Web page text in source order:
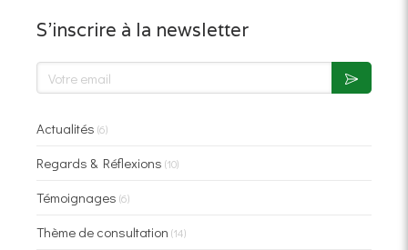
S'inscrire à la newsletter
Votre email
Actualités (6)
Regards & Réflexions (10)
Témoignages (6)
Thème de consultation (14)